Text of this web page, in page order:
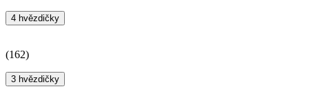
4 hvězdičky
(162)
3 hvězdičky